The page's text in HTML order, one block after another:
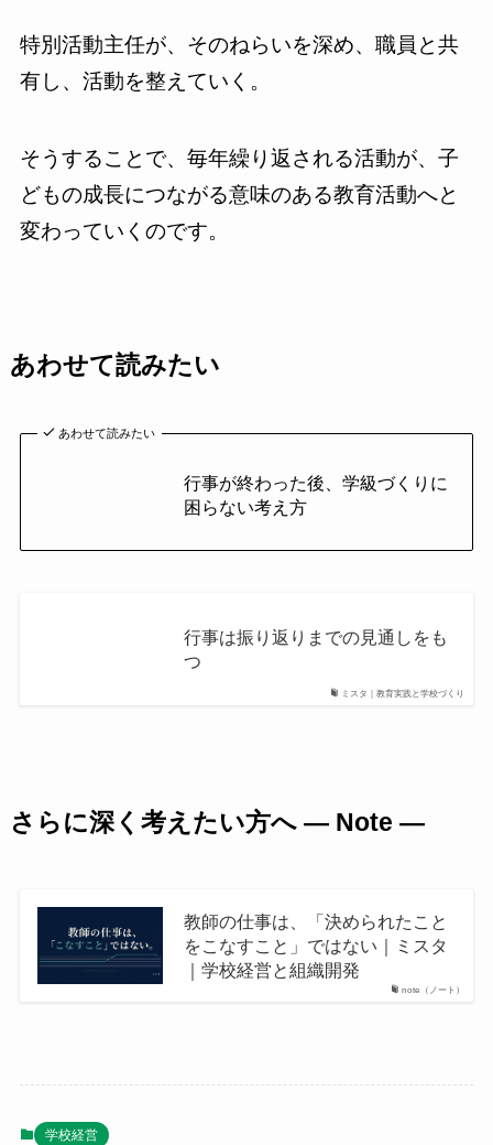
特別活動主任が、そのねらいを深め、職員と共
有し、活動を整えていく。
そうすることで、毎年繰り返される活動が、子
どもの成長につながる意味のある教育活動へと
変わっていくのです。
あわせて読みたい
あわせて読みたい
行事が終わった後、学級づくりに
困らない考え方
ミスタ｜教育実践と学校づくり
行事は振り返りまでの見通しをも
つ
さらに深く考えたい方へ ― Note ―
note（ノート）
教師の仕事は、「決められたこと
をこなすこと」ではない｜ミスタ
｜学校経営と組織開発
学校経営